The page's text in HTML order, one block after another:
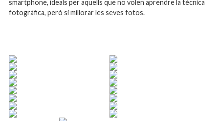
smartphone, ideals per aquells que no volen aprendre la tècnica
fotogràfica, però si millorar les seves fotos.